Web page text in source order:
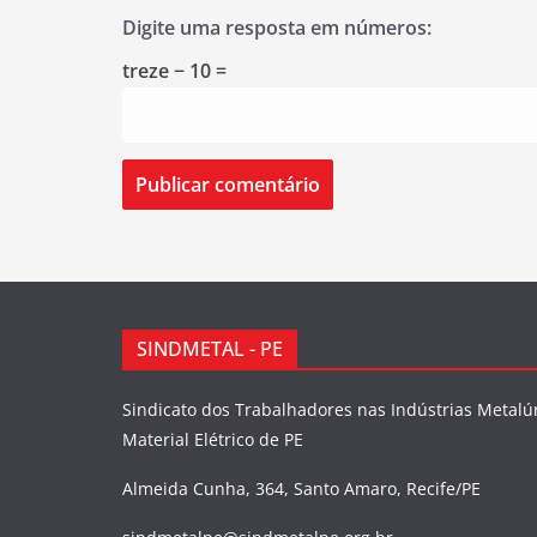
Digite uma resposta em números:
treze − 10 =
SINDMETAL - PE
Sindicato dos Trabalhadores nas Indústrias
Material Elétrico de PE
Almeida Cunha, 364, Santo Amaro, Recife/PE